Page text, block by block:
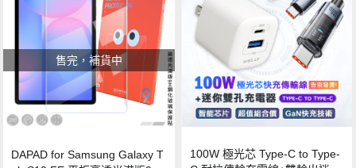
售完，補貨中
DAPAD for Samsung Galaxy T
100W 極光芯 Type-C to Type-